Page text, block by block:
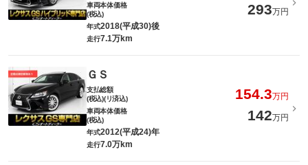
車両本体価格
(税込)
293万円
年式2018(平成30)後
走行7.1万km
ＧＳ
支払総額
(税込)(リ済込)
154.3万円
車両本体価格
(税込)
142万円
年式2012(平成24)年
走行7.0万km